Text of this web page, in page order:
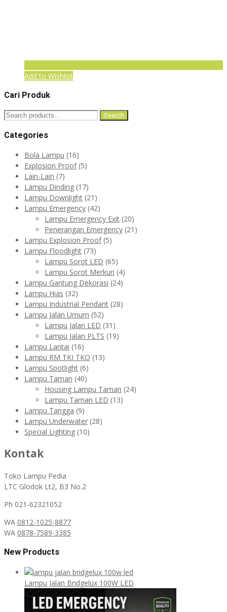
Add to Wishlist
Cari Produk
Search
Search
Categories
Bola Lampu (16)
Explosion Proof (5)
Lain-Lain (7)
Lampu Dinding (17)
Lampu Downlight (21)
Lampu Emergency (42)
Lampu Emergency Exit (20)
Penerangan Emergency (21)
Lampu Explosion Proof (5)
Lampu Floodlight (73)
Lampu Sorot LED (65)
Lampu Sorot Merkuri (4)
Lampu Gantung Dekorasi (24)
Lampu Hias (32)
Lampu Industrial Pendant (28)
Lampu Jalan Umum (52)
Lampu Jalan LED (31)
Lampu Jalan PLTS (19)
Lampu Lantai (16)
Lampu RM TKI TKO (13)
Lampu Spotlight (6)
Lampu Taman (40)
Housing Lampu Taman (24)
Lampu Taman LED (13)
Lampu Tangga (9)
Lampu Underwater (28)
Special Lighting (10)
Kontak
Toko Lampu Pedia
LTC Glodok Lt2, B3 No.2
Ph 021-62321052
WA 0812-1025-8877
WA 0878-7589-3385
New Products
Lampu Jalan Bridgelux 100W LED